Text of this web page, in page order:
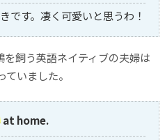
です。凄く可愛いと思うわ！
飼う英語ネイティブの夫婦は
ていました。
at home.